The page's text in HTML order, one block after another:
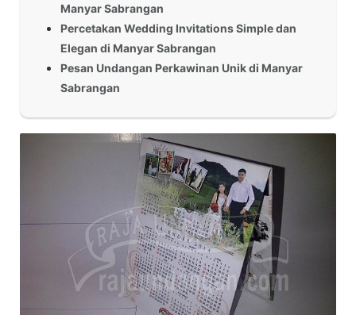
Manyar Sabrangan
Percetakan Wedding Invitations Simple dan
Elegan di Manyar Sabrangan
Pesan Undangan Perkawinan Unik di Manyar
Sabrangan